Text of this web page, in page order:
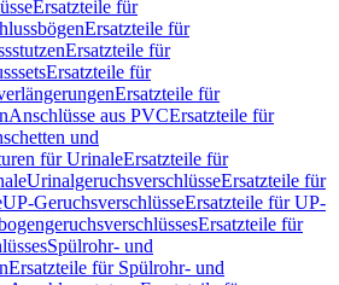
Ersatzteile für
Ersatzteile für
Ersatzteile für
Ersatzteile für
Ersatzteile für
Anschlüsse aus PVCErsatzteile für
und
für UrinaleErsatzteile für
UrinalgeruchsverschlüsseErsatzteile für
UP-GeruchsverschlüsseErsatzteile für UP-
Ersatzteile für
Spülrohr- und
Ersatzteile für Spülrohr- und